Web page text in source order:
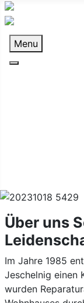
Menu
Über uns
Im Jahre 1985
Jeschelnig einen
wurden